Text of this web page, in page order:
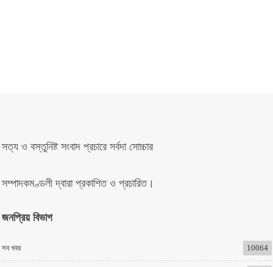
সত্য ও বস্তুনিষ্ট সংবাদ প্রচারে সর্বদা সোচ্চার
সম্পাদকমণ্ডলী দ্বারা প্রকাশিত ও প্রচারিত।
জনপ্রিয় বিভাগ
সব খবর 10064